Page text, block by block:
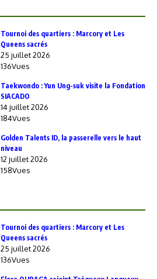
‎Tournoi des quartiers : Marcory et Les
Queens sacrés
25 juillet 2026
136Vues
Taekwondo : Yun Ung-suk visite la Fondation
SIACADO
14 juillet 2026
184Vues
Golden Talents ID, la passerelle vers le haut
niveau
12 juillet 2026
158Vues
‎Tournoi des quartiers : Marcory et Les
Queens sacrés
25 juillet 2026
136Vues